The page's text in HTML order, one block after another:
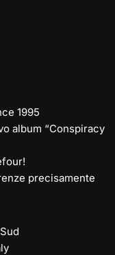
1995
album “Conspiracy
precisamente